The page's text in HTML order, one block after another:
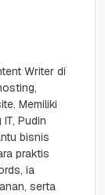
Writer di
Memiliki
Pudin
bisnis
praktis
ia
serta